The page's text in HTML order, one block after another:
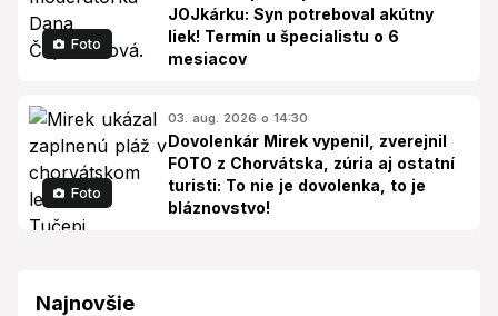
Foto
JOJkárku: Syn potreboval akútny
liek! Termín u špecialistu o 6
mesiacov
Foto
03. aug. 2026 o 14:30
Dovolenkár Mirek vypenil, zverejnil
FOTO z Chorvátska, zúria aj ostatní
turisti: To nie je dovolenka, to je
bláznovstvo!
Najnovšie